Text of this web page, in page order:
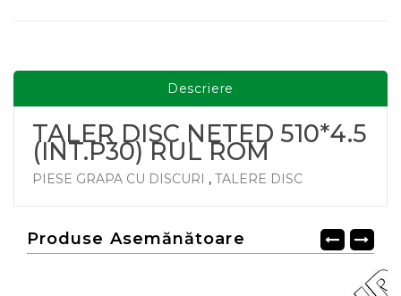
Descriere
TALER DISC NETED 510*4.5
(INT.P30) RUL ROM
PIESE GRAPA CU DISCURI , TALERE DISC
Produse Asemănătoare